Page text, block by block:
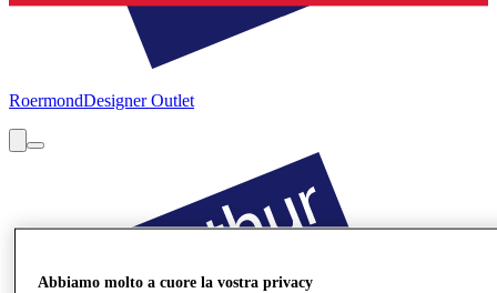
RoermondDesigner Outlet
Abbiamo molto a cuore la vostra privacy